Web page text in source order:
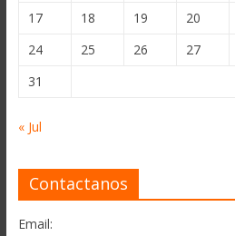
17
18 19 20
24
25 26 27
31
« Jul
Contactanos
Email: